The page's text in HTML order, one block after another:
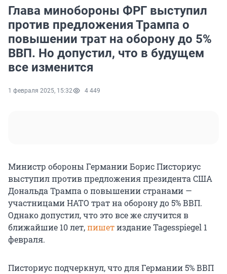
Глава минобороны ФРГ выступил
против предложения Трампа о
повышении трат на оборону до 5%
ВВП. Но допустил, что в будущем
все изменится
1 февраля 2025, 15:32 4 449
Министр обороны Германии Борис Писториус
выступил против предложения президента США
Дональда Трампа о повышении странами —
участницами НАТО трат на оборону до 5% ВВП.
Однако допустил, что это все же случится в
ближайшие 10 лет,пишетиздание Tagesspiegel 1
февраля.
Писториус подчеркнул, что для Германии 5% ВВП